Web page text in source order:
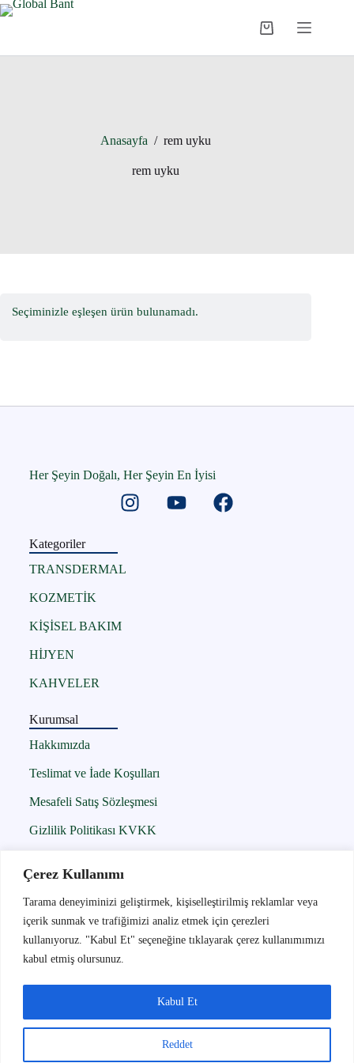
Çerez Kullanımı
Tarama deneyiminizi geliştirmek, kişiselleştirilmiş reklamlar veya
içerik sunmak ve trafiğimizi analiz etmek için çerezleri
kullanıyoruz. "Kabul Et" seçeneğine tıklayarak çerez kullanımımızı
kabul etmiş olursunuz.
Reddet
Kabul Et
Anasayfa / rem uyku
rem uyku
Seçiminizle eşleşen ürün bulunamadı.
Her Şeyin Doğalı, Her Şeyin En İyisi
Kategoriler
TRANSDERMAL
KOZMETİK
KİŞİSEL BAKIM
HİJYEN
KAHVELER
Kurumsal
Hakkımızda
Teslimat ve İade Koşulları
Mesafeli Satış Sözleşmesi
Gizlilik Politikası KVKK
İletişim
05300956242
info@globalbant.com.tr